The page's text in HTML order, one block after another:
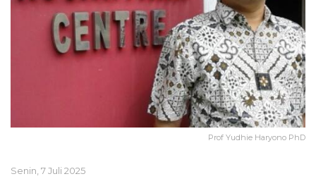
Prof Yudhie Haryono PhD
Senin, 7 Juli 2025